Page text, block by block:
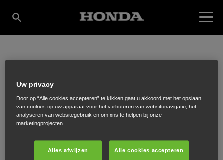
DEKKER MARINE
Spuistraat 40,Sint-Annaland,4697 BB
Uw privacy
Door op “Alle cookies accepteren” te klikken gaat u akkoord met het opslaan
van cookies op uw apparaat voor het verbeteren van websitenavigatie, het
analyseren van websitegebruik en om ons te helpen bij onze
marketingprojecten.
Alles afwijzen Alle cookies accepteren